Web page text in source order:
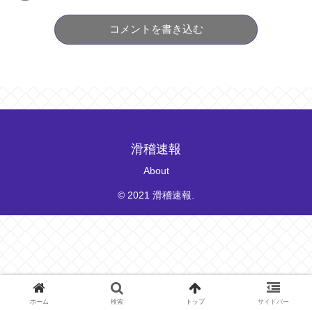
コメントを書き込む
滑稽速報
About
© 2021 滑稽速報.
ホーム 検索 トップ サイドバー